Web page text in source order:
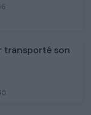
transporté son